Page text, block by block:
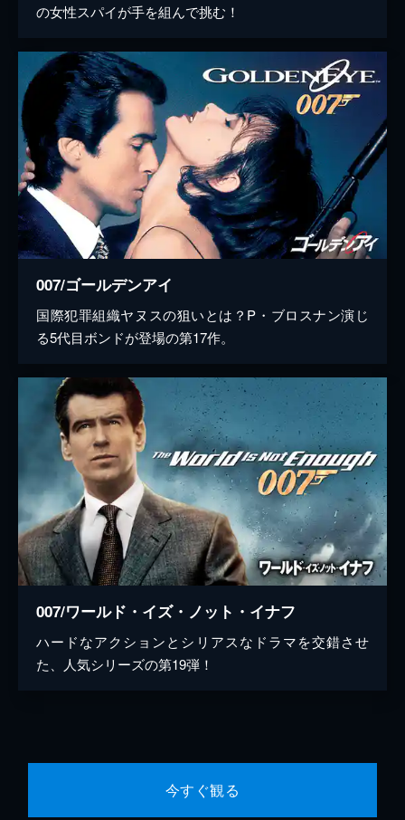
の女性スパイが手を組んで挑む！
007/ゴールデンアイ
国際犯罪組織ヤヌスの狙いとは？P・ブロスナン演じ
る5代目ボンドが登場の第17作。
007/ワールド・イズ・ノット・イナフ
ハードなアクションとシリアスなドラマを交錯させ
た、人気シリーズの第19弾！
今すぐ観る